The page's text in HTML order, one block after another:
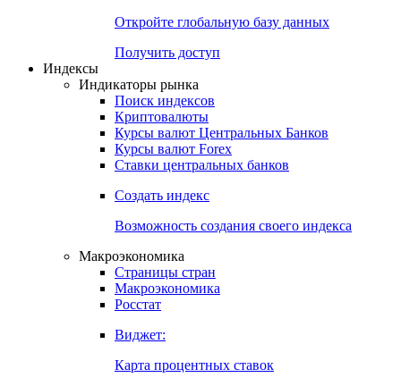
Откройте глобальную базу данных
Получить доступ
Индексы
Индикаторы рынка
Поиск индексов
Криптовалюты
Курсы валют Центральных Банков
Курсы валют Forex
Ставки центральных банков
Создать индекс
Возможность создания своего индекса
Макроэкономика
Страницы стран
Макроэкономика
Росстат
Виджет:
Карта процентных ставок